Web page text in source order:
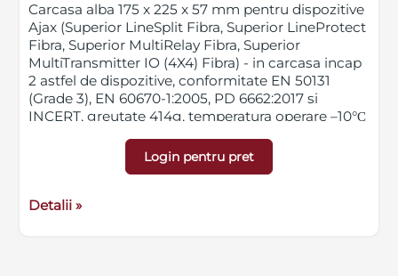
Carcasa alba 175 x 225 x 57 mm pentru dispozitive
Ajax (Superior LineSplit Fibra, Superior LineProtect
Fibra, Superior MultiRelay Fibra, Superior
MultiTransmitter IO (4X4) Fibra) - in carcasa incap
2 astfel de dispozitive, conformitate EN 50131
(Grade 3), EN 60670-1:2005, PD 6662:2017 si
INCERT, greutate 414g, temperatura operare –10°С
Login pentru pret
Detalii »